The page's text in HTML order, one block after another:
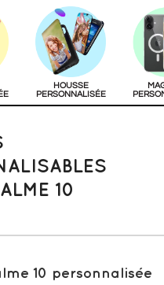
HOUSSE
PERSONNALISÉE
10
10 personnalisée